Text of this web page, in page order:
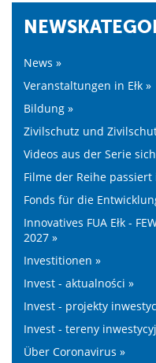
News »
Veranstaltungen in Ełk »
Bildung »
Zivilschutz und
Videos aus der Serie
Filme der Reihe passiert
Fonds für die
Innovatives FUA Ełk -
2027 »
Investitionen »
Invest - aktualności »
Invest - projekty
Invest - tereny
Über Coronavirus »